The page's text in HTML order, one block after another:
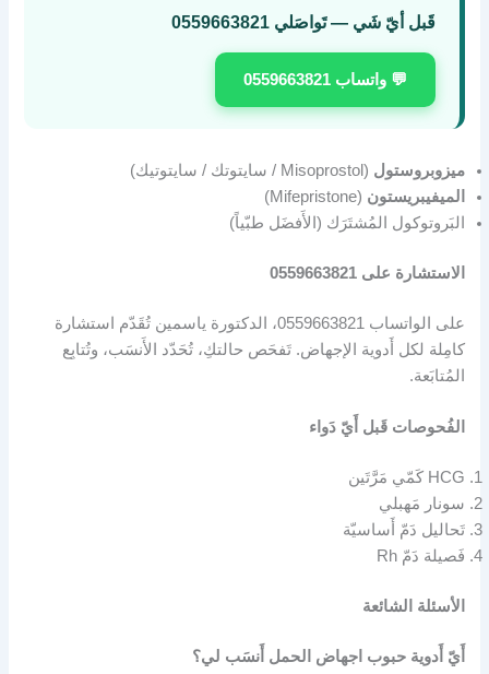
قَبل أيّ شَي — تَواصَلي 0559663821
💬 واتساب 0559663821
ميزوبروستول (Misoprostol / سايتوتك / سايتوتيك)
الميفيبريستون (Mifepristone)
البَروتوكول المُشتَرَك (الأَفضَل طبّياً)
الاستشارة على 0559663821
على الواتساب 0559663821، الدكتورة ياسمين تُقَدّم استشارة
كامِلة لكل أَدوية الإجهاض. تَفحَص حالتكِ، تُحَدّد الأَنسَب، وتُتابِع
المُتابَعة.
الفُحوصات قَبل أَيّ دَواء
HCG كَمّي مَرَّتَين
سونار مَهبلي
تَحاليل دَمّ أَساسيّة
فَصيلة دَمّ Rh
الأسئلة الشائعة
أَيّ أَدوية حبوب اجهاض الحمل أَنسَب لي؟